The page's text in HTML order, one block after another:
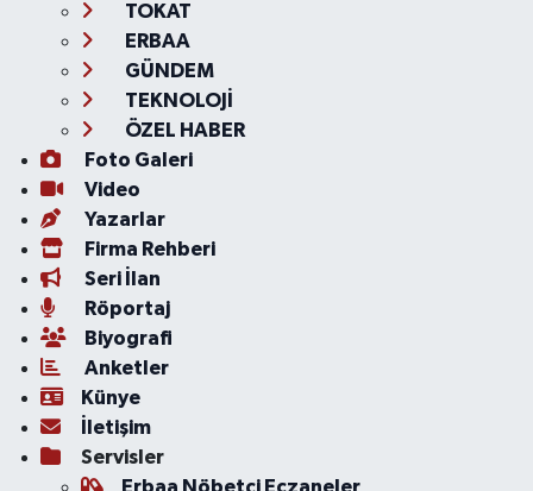
TOKAT
ERBAA
GÜNDEM
TEKNOLOJİ
ÖZEL HABER
Foto Galeri
Video
Yazarlar
Firma Rehberi
Seri İlan
Röportaj
Biyografi
Anketler
Künye
İletişim
Servisler